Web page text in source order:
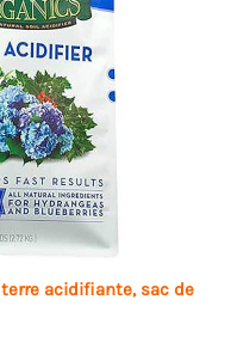
acidifiante, sac de